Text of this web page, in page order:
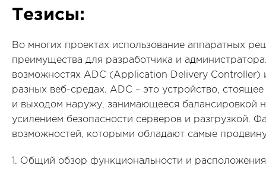
Тезисы:
Во многих проектах использование аппаратных
преимущества для разработчика и
возможностях ADC (Application Delivery Controller)
разных веб-средах. ADC – это устройство,
и выходом наружу, занимающееся балансировкой
усилением безопасности серверов и разгрузкой.
возможностей, которыми обладают самые
1. Общий обзор функциональности и расположения